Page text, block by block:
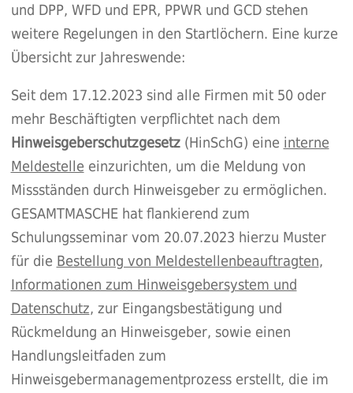
und DPP, WFD und EPR, PPWR und GCD stehen
weitere Regelungen in den Startlöchern. Eine kurze
Übersicht zur Jahreswende:
Seit dem 17.12.2023 sind alle Firmen mit 50 oder
mehr Beschäftigten verpflichtet nach dem
Hinweisgeberschutzgesetz(HinSchG) eine interne
Meldestelle einzurichten, um die Meldung von
Missständen durch Hinweisgeber zu ermöglichen.
GESAMTMASCHE hat flankierend zum
Schulungsseminar vom 20.07.2023 hierzu Muster
für die Bestellung von Meldestellenbeauftragten,
Informationen zum Hinweisgebersystem und
Datenschutz, zur Eingangsbestätigung und
Rückmeldung an Hinweisgeber, sowie einen
Handlungsleitfaden zum
Hinweisgebermanagementprozess erstellt, die im